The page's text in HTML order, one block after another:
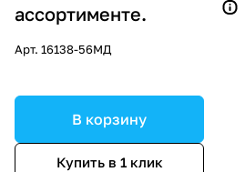
ассортименте.
Арт. 16138-56МД
В корзину
Купить в 1 клик